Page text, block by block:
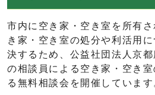
市内に空き家・空き室を所有
き家・空き室の処分や利活用
決するため、公益社団法人京
の相談員による空き家・空き
る無料相談会を開催しています